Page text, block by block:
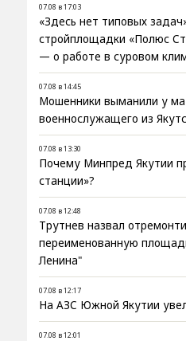
07.08 в 17:03
«Здесь нет типовых
стройплощадки «Полюс
— о работе в суровом
07.08 в 14:45
Мошенники выманили у
военнослужащего из
07.08 в 13:30
Почему Минпред Якутии
станции»?
07.08 в 12:48
Трутнев назвал
переименованную
Ленина"
07.08 в 12:17
На АЗС Южной Якутии
07.08 в 12:01